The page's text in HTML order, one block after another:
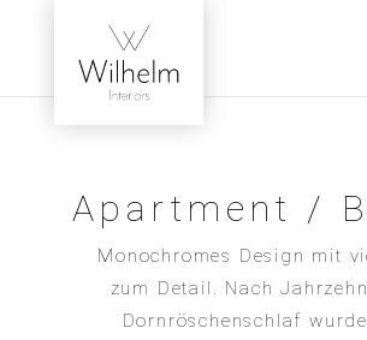
Apartment /
Monochromes Design mit
zum Detail. Nach
Dornröschenschlaf